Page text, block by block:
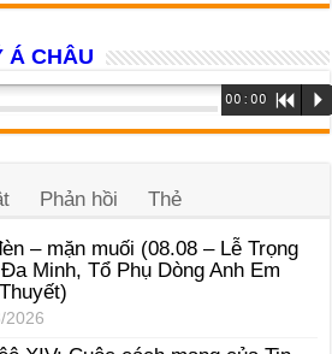
Á CHÂU
00:00 R P
Phản hồi Thẻ
– mặn muối (08.08 – Lễ Trọng
Minh, Tổ Phụ Dòng Anh Em
2026